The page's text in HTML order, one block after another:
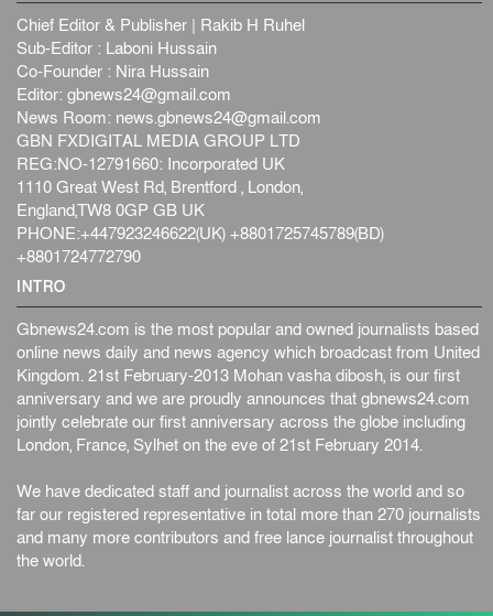
Chief Editor & Publisher | Rakib H Ruhel
Sub-Editor : Laboni Hussain
Co-Founder : Nira Hussain
Editor: gbnews24@gmail.com
News Room: news.gbnews24@gmail.com
GBN FXDIGITAL MEDIA GROUP LTD
REG:NO-12791660: Incorporated UK
1110 Great West Rd, Brentford , London,
England,TW8 0GP GB UK
PHONE:+447923246622(UK) +8801725745789(BD)
+8801724772790
INTRO
Gbnews24.com is the most popular and owned journalists based
online news daily and news agency which broadcast from United
Kingdom. 21st February-2013 Mohan vasha dibosh, is our first
anniversary and we are proudly announces that gbnews24.com
jointly celebrate our first anniversary across the globe including
London, France, Sylhet on the eve of 21st February 2014.
We have dedicated staff and journalist across the world and so
far our registered representative in total more than 270 journalists
and many more contributors and free lance journalist throughout
the world.